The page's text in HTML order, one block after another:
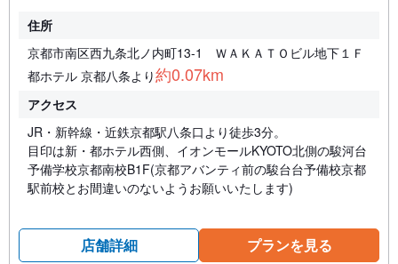
住所
京都市南区西九条北ノ内町13-1 ＷＡＫＡＴＯビル地下１Ｆ
都ホテル 京都八条より約0.07km
アクセス
JR・新幹線・近鉄京都駅八条口より徒歩3分。
目印は新・都ホテル西側、イオンモールKYOTO北側の駿河台
予備学校京都南校B1F(京都アバンティ前の駿台台予備校京都
駅前校とお間違いのないようお願いいたします)
店舗詳細 プランを見る